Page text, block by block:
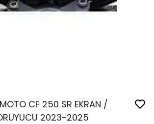
CF 250 SR EKRAN /
2023-2025